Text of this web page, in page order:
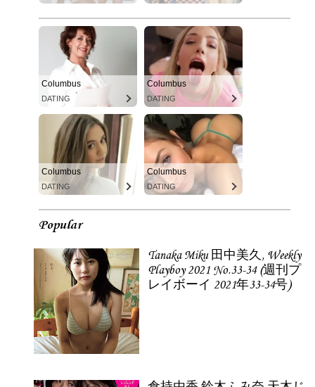
Columbus
DATING
Columbus
DATING
Columbus
DATING
Columbus
DATING
Popular
Tanaka Miku 田中美久, Weekly
Playboy 2021 No.33-34 (週刊プ
レイボーイ 2021年33-34号)